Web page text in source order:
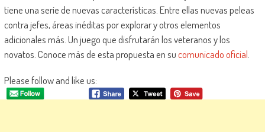
tiene una serie de nuevas características. Entre ellas nuevas peleas
contra jefes, áreas inéditas por explorar y otros elementos
adicionales más. Un juego que disfrutarán los veteranos y los
novatos. Conoce más de esta propuesta en sucomunicado oficial
Please follow and like us: